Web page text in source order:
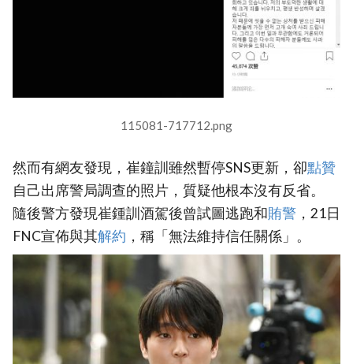
115081-717712.png
然而有網友發現，崔鐘訓雖然暫停SNS更新，卻點贊
自己出席警局調查的照片，質疑他根本沒有反省。
隨後警方發現崔鍾訓酒駕後曾試圖逃跑和賄警 ，21日
FNC宣佈與其解約 ，稱「無法維持信任關係」。